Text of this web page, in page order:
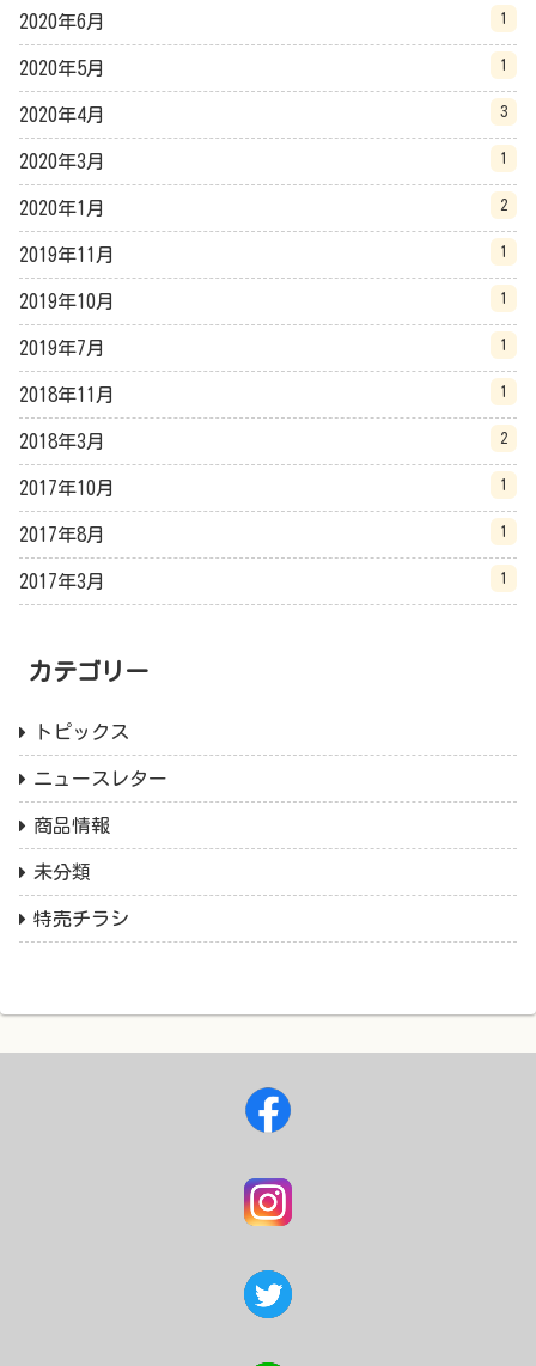
2020年6月 1
2020年5月 1
2020年4月 3
2020年3月 1
2020年1月 2
2019年11月 1
2019年10月 1
2019年7月 1
2018年11月 1
2018年3月 2
2017年10月 1
2017年8月 1
2017年3月 1
カテゴリー
トピックス
ニュースレター
商品情報
未分類
特売チラシ